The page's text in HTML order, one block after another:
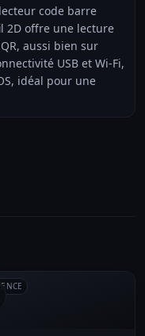
code barre
2D offre une lecture
aussi bien sur
USB et Wi-Fi,
idéal pour une